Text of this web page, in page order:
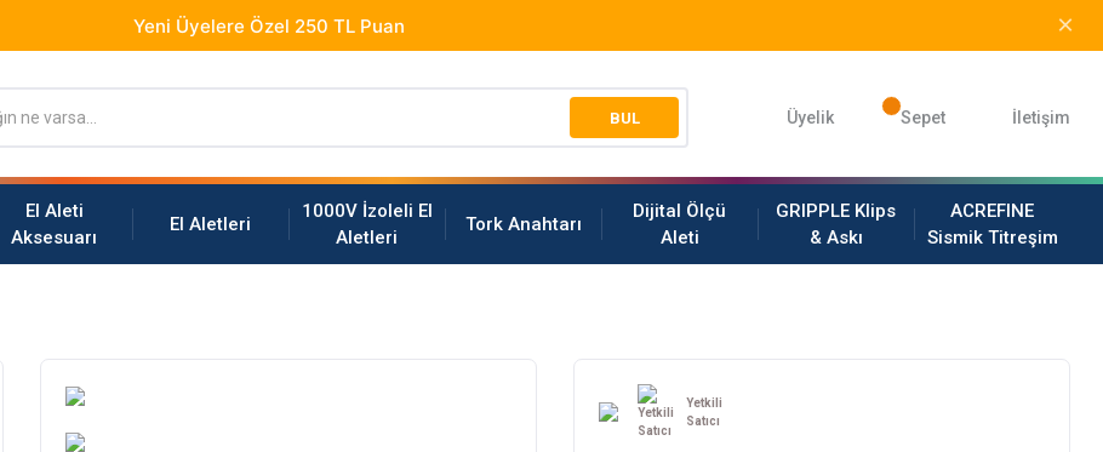
BUL Üyelik Sepet İletişim
El Aleti
Aksesuarı
El Aletleri
1000V İzoleli El
Aletleri
Tork Anahtarı
Dijital Ölçü
Aleti
GRIPPLE Klips
& Askı
ACREFINE
Sismik Titreşim
Yetkili
Satıcı